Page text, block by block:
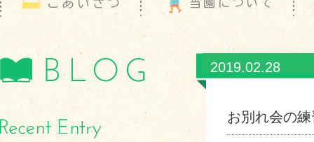
2019.02.28
お別れ会の